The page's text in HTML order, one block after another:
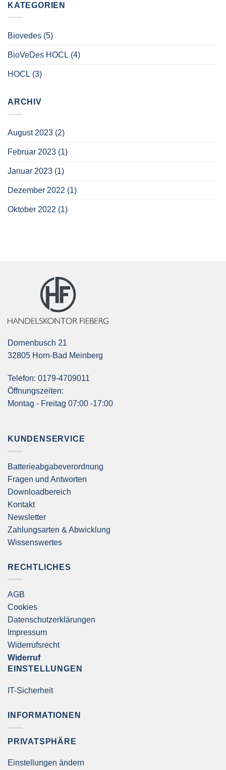
KATEGORIEN
Biovedes (5)
BioVeDes HOCL (4)
HOCL (3)
ARCHIV
August 2023 (2)
Februar 2023 (1)
Januar 2023 (1)
Dezember 2022 (1)
Oktober 2022 (1)
Dornenbusch 21
32805 Horn-Bad Meinberg
Telefon: 0179-4709011
Öffnungszeiten:
Montag - Freitag 07:00 -17:00
KUNDENSERVICE
Batterieabgabeverordnung
Fragen und Antworten
Downloadbereich
Kontakt
Newsletter
Zahlungsarten & Abwicklung
Wissenswertes
RECHTLICHES
AGB
Cookies
Datenschutzerklärungen
Impressum
Widerrufsrecht
Widerruf
EINSTELLUNGEN
IT-Sicherheit
INFORMATIONEN
PRIVATSPHÄRE
Einstellungen ändern